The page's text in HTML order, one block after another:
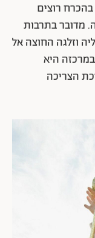
רוצים
מדובר בתרבות
וזלגה החוצה אל
היא
הצריכה